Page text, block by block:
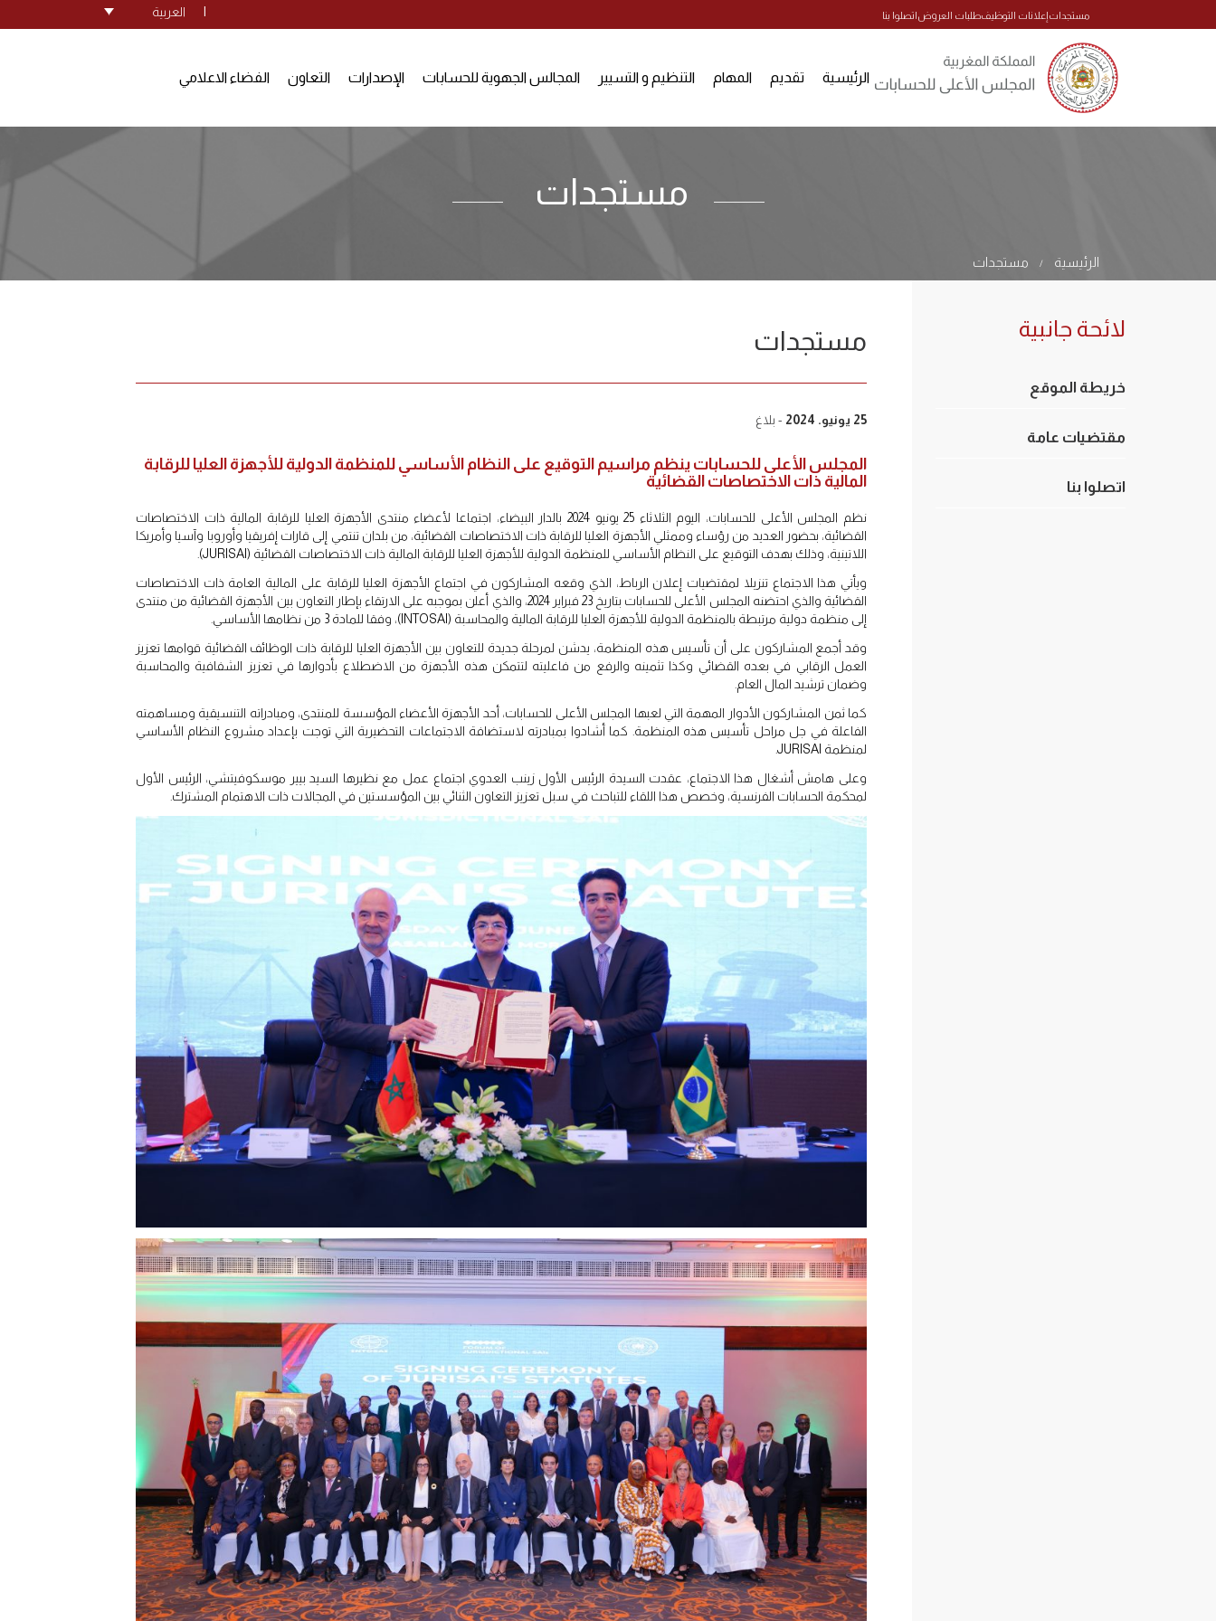
مستجداتإعلانات التوظيفطلبات العروضاتصلوا بنا العربية
الرئيسية تقديم المهام التنظيم و التسيير المجالس الجهوية للحسابات الإصدارات التعاون الفضاء الاعلامي
مستجدات
الرئيسية / مستجدات
لائحة جانبية
خريطة الموقع
مقتضيات عامة
اتصلوا بنا
مستجدات
25 يونيو. 2024 - بلاغ
المجلس الأعلى للحسابات ينظم مراسيم التوقيع على النظام الأساسي للمنظمة الدولية للأجهزة العليا للرقابة
المالية ذات الاختصاصات القضائية
نظم المجلس الأعلى للحسابات، اليوم الثلاثاء 25 يونيو 2024 بالدار البيضاء، اجتماعا لأعضاء منتدى الأجهزة العليا للرقابة المالية ذات الاختصاصات
القضائية، بحضور العديد من رؤساء وممثلي الأجهزة العليا للرقابة ذات الاختصاصات القضائية، من بلدان تنتمي إلى قارات إفريقيا وأوروبا وآسيا وأمريكا
اللاتينية، وذلك بهدف التوقيع على النظام الأساسي للمنظمة الدولية للأجهزة العليا للرقابة المالية ذات الاختصاصات القضائية (JURISAI).
ويأتي هذا الاجتماع تنزيلا لمقتضيات إعلان الرباط، الذي وقعه المشاركون في اجتماع الأجهزة العليا للرقابة على المالية العامة ذات الاختصاصات
القضائية والذي احتضنه المجلس الأعلى للحسابات بتاريخ 23 فبراير 2024، والذي أعلن بموجبه على الارتقاء بإطار التعاون بين الأجهزة القضائية من منتدى
إلى منظمة دولية مرتبطة بالمنظمة الدولية للأجهزة العليا للرقابة المالية والمحاسبة (INTOSAI)، وفقا للمادة 3 من نظامها الأساسي.
وقد أجمع المشاركون على أن تأسيس هذه المنظمة، يدشن لمرحلة جديدة للتعاون بين الأجهزة العليا للرقابة ذات الوظائف القضائية قوامها تعزيز
العمل الرقابي في بعده القضائي وكذا تثمينه والرفع من فاعليته لتتمكن هذه الأجهزة من الاضطلاع بأدوارها في تعزيز الشفافية والمحاسبة
وضمان ترشيد المال العام.
كما ثمن المشاركون الأدوار المهمة التي لعبها المجلس الأعلى للحسابات، أحد الأجهزة الأعضاء المؤسسة للمنتدى، ومبادراته التنسيقية ومساهمته
الفاعلة في جل مراحل تأسيس هذه المنظمة. كما أشادوا بمبادرته لاستضافة الاجتماعات التحضيرية التي توجت بإعداد مشروع النظام الأساسي
لمنظمة JURISAI.
وعلى هامش أشغال هذا الاجتماع، عقدت السيدة الرئيس الأول زينب العدوي اجتماع عمل مع نظيرها السيد بيير موسكوفيتشي، الرئيس الأول
لمحكمة الحسابات الفرنسية، وخصص هذا اللقاء للتباحث في سبل تعزيز التعاون الثنائي بين المؤسستين في المجالات ذات الاهتمام المشترك.